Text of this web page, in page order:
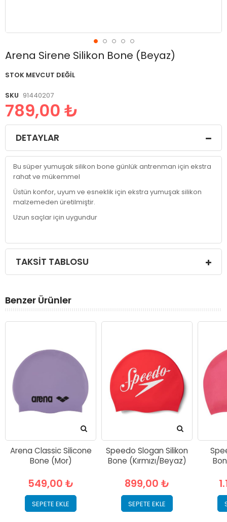
Arena Sirene Silikon Bone (Beyaz)
STOK MEVCUT DEĞIL
SKU 91440207
789,00 ₺
Resim
başlangıcına
DETAYLAR
Bu süper yumuşak silikon bone günlük antrenman için ekstra
rahat ve mükemmel
Üstün konfor, uyum ve esneklik için ekstra yumuşak silikon
malzemeden üretilmiştir.
Uzun saçlar için uygundur
TAKSIT TABLOSU
Benzer Ürünler
Arena Classic Silicone
Bone (Mor)
549,00 ₺
SEPETE EKLE
Speedo Slogan Silikon
Bone (Kırmızı/Beyaz)
899,00 ₺
SEPETE EKLE